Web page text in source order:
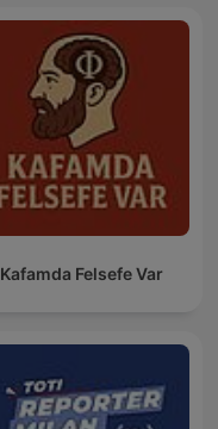
Kafamda Felsefe Var